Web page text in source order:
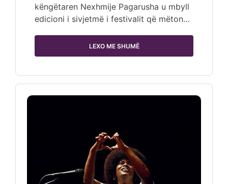
këngëtaren Nexhmije Pagarusha u mbyll
edicioni i sivjetmë i festivalit që mëton…
LEXO ME SHUMË